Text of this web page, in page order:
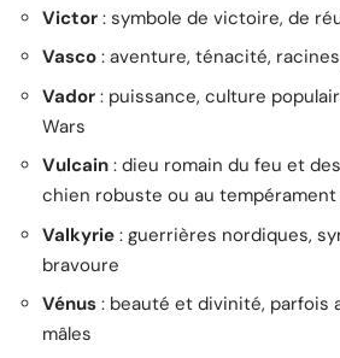
Victor : symbole de victoire, de
Vasco : aventure, ténacité,
Vador : puissance, culture
Wars
Vulcain : dieu romain du feu et
chien robuste ou au
Valkyrie : guerrières nordiques,
bravoure
Vénus : beauté et divinité, parfois
mâles